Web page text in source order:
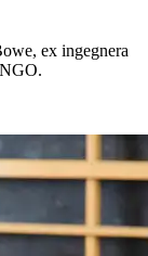
ex ingegnera